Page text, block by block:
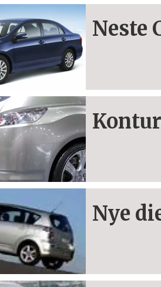
Neste
Nye